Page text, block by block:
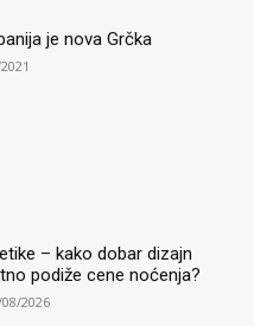
je nova Grčka
– kako dobar dizajn
podiže cene noćenja?
2026